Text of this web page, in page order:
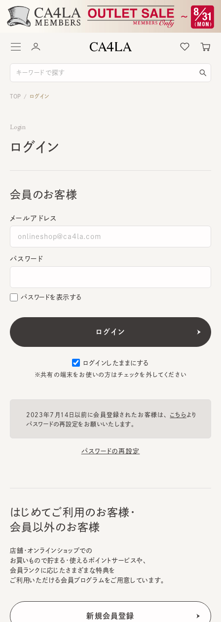
TOP / ログイン
Login
ログイン
会員のお客様
メールアドレス
パスワード
パスワードを表示する
ログインしたままにする
※共有の端末をお使いの方はチェックを外してください
2023年7月14日以前に会員登録されたお客様は、 こちらより
パスワードの再設定をお願いいたします。
パスワードの再設定
はじめてご利用のお客様・
会員以外のお客様
店舗・オンラインショップでの
お買いもので貯まる・使えるポイントサービスや、
会員ランクに応じたさまざまな特典を
ご利用いただける会員プログラムをご用意しています。